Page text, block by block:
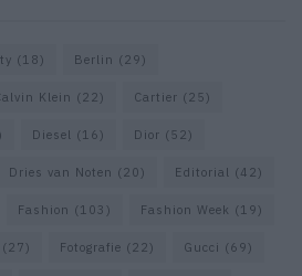
(18) Berlin (29)
Klein (22) Cartier (25)
Diesel (16) Dior (52)
Dries van Noten (20) Editorial (42)
Fashion (103) Fashion Week (19)
(27) Fotografie (22) Gucci (69)